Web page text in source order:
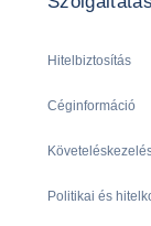
Hitelbiztosítás
Céginformáció
Politikai és